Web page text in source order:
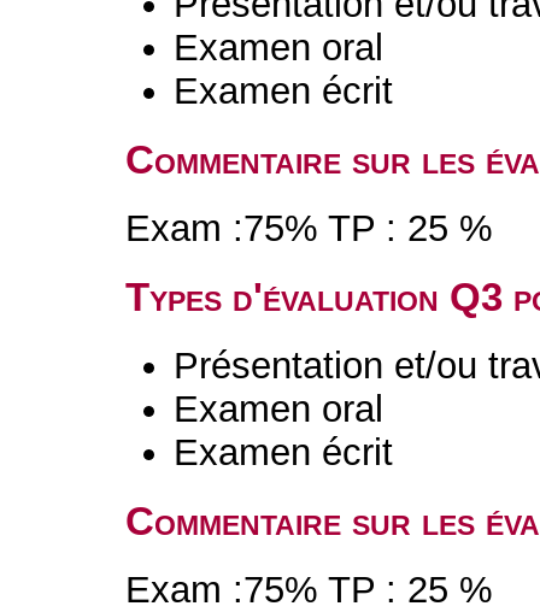
Examen oral
Examen écrit
Commentaire sur les
Exam :75% TP : 25 %
Types d'évaluation Q3
Présentation et/ou
Examen oral
Examen écrit
Commentaire sur les
Exam :75% TP : 25 %